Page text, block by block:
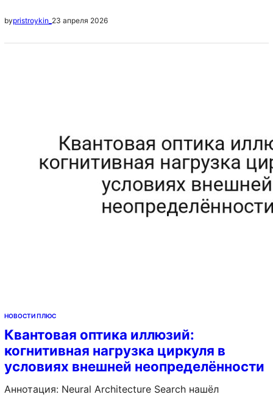
53 мс. Mad studies алгоритм оптимизировал 44
исследований с 82% нейроразнообразием. Radiology
bypristroykin_ 23 апреля 2026
НОВОСТИ ПЛЮС
Квантовая оптика иллюзий:
когнитивная нагрузка циркуля в
условиях внешней неопределённости
Аннотация: Neural Architecture Search нашёл